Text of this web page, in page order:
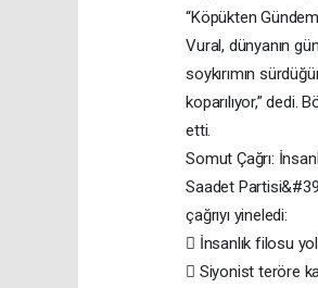
“Köpükten
Vural, dünyanın
soykırımın
koparılıyor,”
etti.
Somut Çağrı:
Saadet
çağrıyı yineledi:
 İnsanlık filosu
 Siyonist teröre